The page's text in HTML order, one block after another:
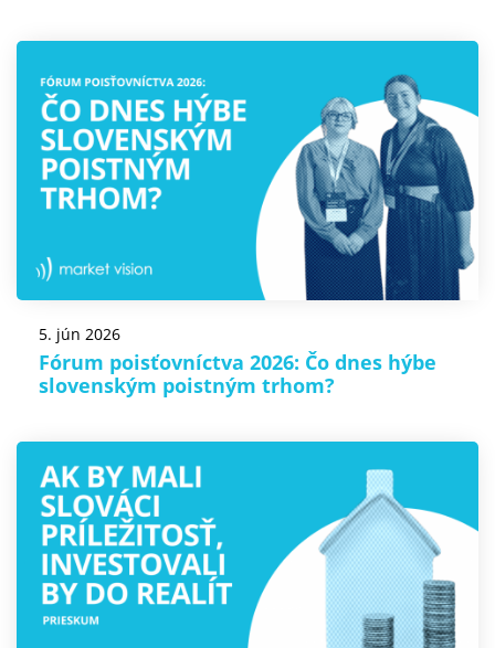
5. jún 2026
Fórum poisťovníctva 2026: Čo dnes hýbe
slovenským poistným trhom?